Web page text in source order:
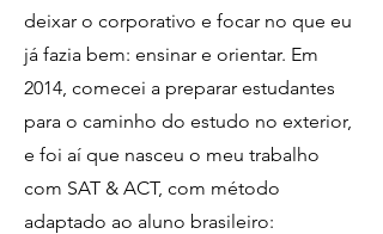
deixar o corporativo e focar no que eu
já fazia bem: ensinar e orientar. Em
2014, comecei a preparar estudantes
para o caminho do estudo no exterior,
e foi aí que nasceu o meu trabalho
com SAT & ACT, com método
adaptado ao aluno brasileiro: